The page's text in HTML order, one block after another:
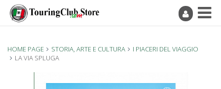
HOME PAGE STORIA, ARTE E CULTURA
I PIACERI DEL VIAGGIO
LA VIA SPLUGA